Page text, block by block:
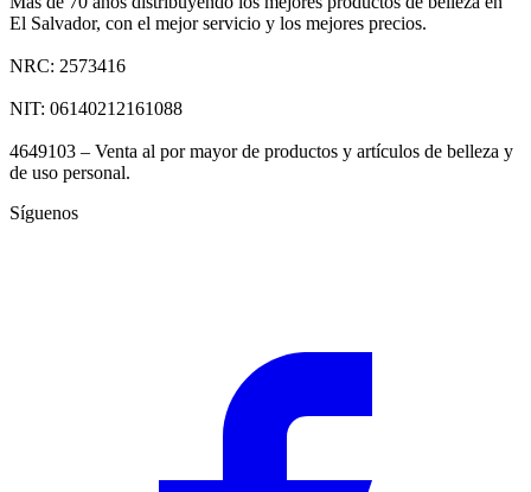
El Salvador, con el mejor servicio y los mejores precios.
NRC: 2573416
NIT: 06140212161088
4649103 – Venta al por mayor de productos y artículos de belleza y
de uso personal.
Síguenos